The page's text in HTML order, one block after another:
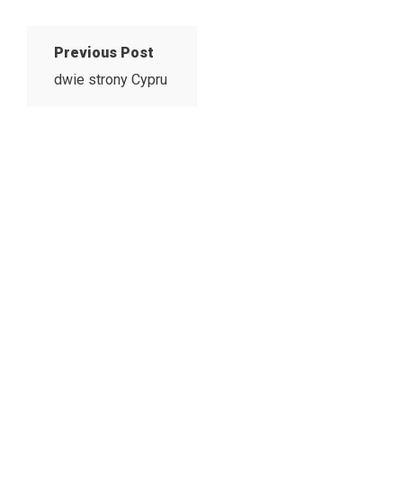
Previous Post
dwie strony Cypru